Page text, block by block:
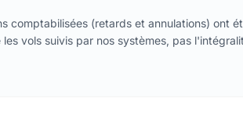
comptabilisées (retards et annulations) ont
vols suivis par nos systèmes, pas